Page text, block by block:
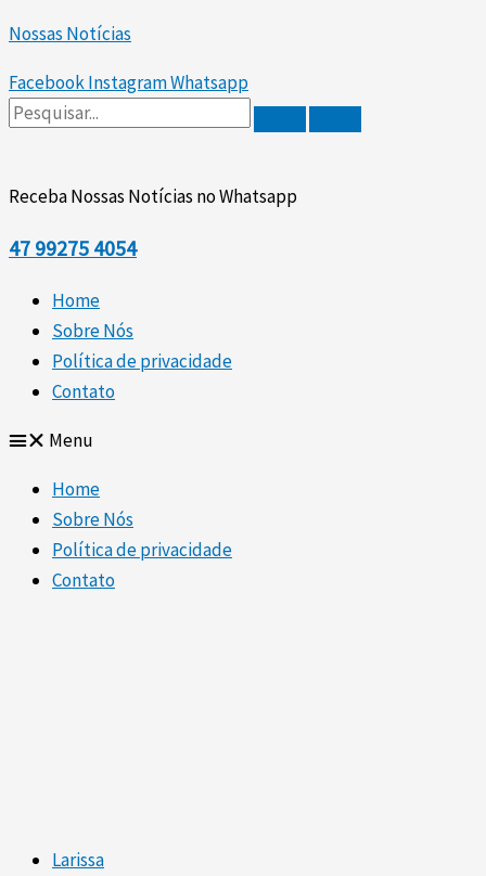
para
o
conteúdo
Nossas Notícias
FacebookInstagramWhatsapp
Receba Nossas Notícias no Whatsapp
47 99275 4054
Home
Sobre Nós
Política de privacidade
Contato
Menu
Home
Sobre Nós
Política de privacidade
Contato
Larissa
Up